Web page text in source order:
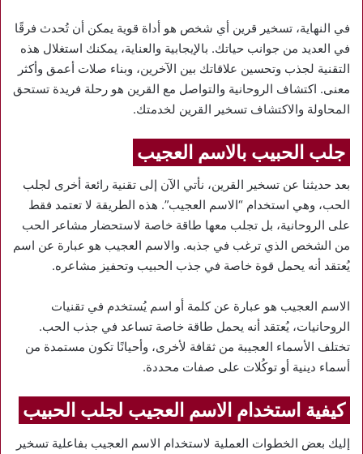
في النهاية، تسخير قرين أي شخص هو أداة قوية يمكن أن تُحدث فرقًا
في العديد من جوانب حياتك. بالإيجابية والعناية، يمكنك استغلال هذه
التقنية لجذب وتحسين علاقاتك بين الآخرين، وبناء صلات أعمق وأكثر
معنى. اكتشاف الروحانية والتواصل مع القرين هو رحلة فريدة تستحق
المحاولة والاكتشاف تسخير القرين لخدمتك.
جلب الحبيب بالاسم العجيب
بعد حديثنا عن تسخير القرين، نأتي الآن إلى تقنية رائعة أخرى لجلب
الحب، وهي استخدام “الاسم العجيب”. هذه الطريقة لا تعتمد فقط
على الروحانية، بل تجلب معها طاقة خاصة لاستحضار مشاعر الحب
من الشخص الذي ترغب في جذبه. والاسم العجيب هو عبارة عن اسم
يُعتقد أنه يحمل قوة خاصة في جذب الحبيب وتحفيز مشاعره.
الاسم العجيب هو عبارة عن كلمة أو اسم يُستخدم في تقنيات
الروحانيات، يُعتقد أنه يحمل طاقة خاصة تساعد في جذب الحب.
تختلف الأسماء العجيبة من ثقافة لأخرى، وأحيانًا تكون مستمدة من
أسماء دينية أو توكُلات على صفات محددة.
كيفية استخدام الاسم العجيب لجلب الحبيب
إليك بعض الخطوات العملية لاستخدام الاسم العجيب بفاعلية تسخير